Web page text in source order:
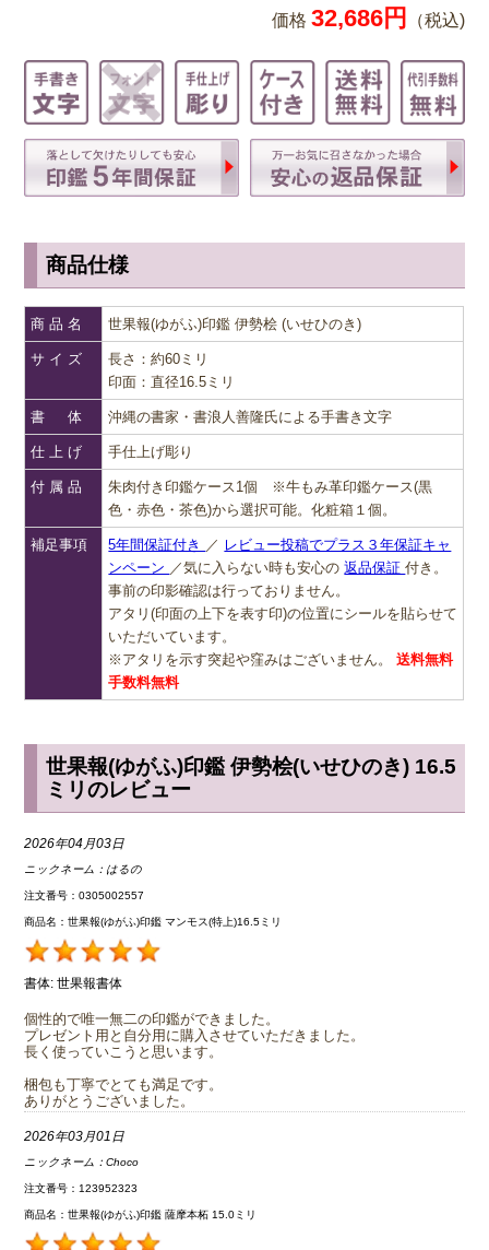
価格 32,686円 （税込)
商品仕様
商 品 名 世果報(ゆがふ)印鑑 伊勢桧 (いせひのき)
サ イ ズ
長さ：約60ミリ
印面：直径16.5ミリ
書 体 沖縄の書家・書浪人善隆氏による手書き文字
仕 上 げ 手仕上げ彫り
付 属 品
朱肉付き印鑑ケース1個 ※牛もみ革印鑑ケース(黒
色・赤色・茶色)から選択可能。化粧箱１個。
補足事項 5年間保証付き ／ レビュー投稿でプラス３年保証キャ
ンペーン ／気に入らない時も安心の返品保証付き。
事前の印影確認は行っておりません。
アタリ(印面の上下を表す印)の位置にシールを貼らせて
いただいています。
※アタリを示す突起や窪みはございません。送料無料
手数料無料
世果報(ゆがふ)印鑑 伊勢桧(いせひのき) 16.5
ミリのレビュー
2026年04月03日
ニックネーム： はるの
注文番号：0305002557
商品名：世果報(ゆがふ)印鑑 マンモス(特上)16.5ミリ
書体: 世果報書体
個性的で唯一無二の印鑑ができました。
プレゼント用と自分用に購入させていただきました。
長く使っていこうと思います。
梱包も丁寧でとても満足です。
ありがとうございました。
2026年03月01日
ニックネーム：Choco
注文番号：123952323
商品名：世果報(ゆがふ)印鑑 薩摩本柘 15.0ミリ